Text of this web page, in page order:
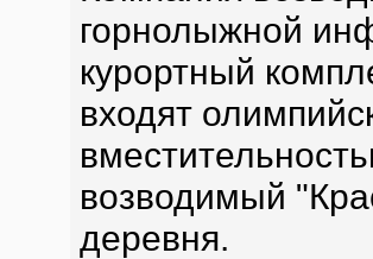
горнолыжной
курортный
входят
возводимый
деревня.